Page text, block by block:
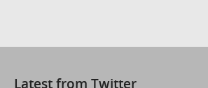
Latest from Twitter